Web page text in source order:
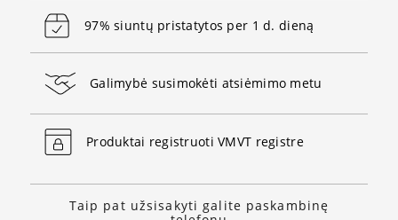
97% siuntų pristatytos per 1 d. dieną
Galimybė susimokėti atsiėmimo metu
Produktai registruoti VMVT registre
Taip pat užsisakyti galite paskambinę